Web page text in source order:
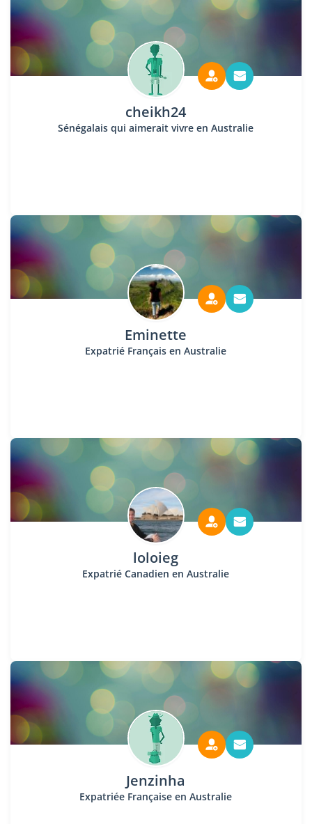
cheikh24
Sénégalais qui aimerait vivre en Australie
Eminette
Expatrié Français en Australie
loloieg
Expatrié Canadien en Australie
Jenzinha
Expatriée Française en Australie